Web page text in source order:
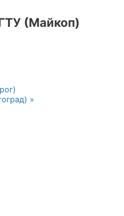
(Майкоп)
»